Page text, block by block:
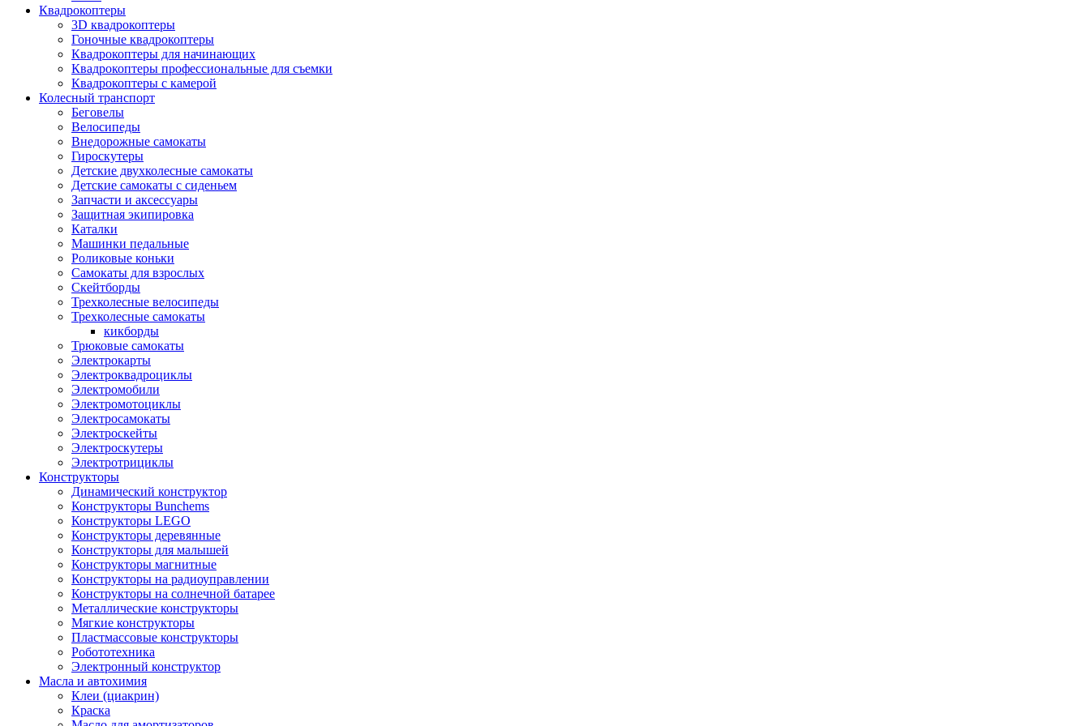
Квадрокоптеры
3D квадрокоптеры
Гоночные квадрокоптеры
Квадрокоптеры для начинающих
Квадрокоптеры профессиональные для съемки
Квадрокоптеры с камерой
Колесный транспорт
Беговелы
Велосипеды
Внедорожные самокаты
Гироскутеры
Детские двухколесные самокаты
Детские самокаты с сиденьем
Запчасти и аксессуары
Защитная экипировка
Каталки
Машинки педальные
Роликовые коньки
Самокаты для взрослых
Скейтборды
Трехколесные велосипеды
Трехколесные самокаты
кикборды
Трюковые самокаты
Электрокарты
Электроквадроциклы
Электромобили
Электромотоциклы
Электросамокаты
Электроскейты
Электроскутеры
Электротрициклы
Конструкторы
Динамический конструктор
Конструкторы Bunchems
Конструкторы LEGO
Конструкторы деревянные
Конструкторы для малышей
Конструкторы магнитные
Конструкторы на радиоуправлении
Конструкторы на солнечной батарее
Металлические конструкторы
Мягкие конструкторы
Пластмассовые конструкторы
Робототехника
Электронный конструктор
Масла и автохимия
Клеи (циакрин)
Краска